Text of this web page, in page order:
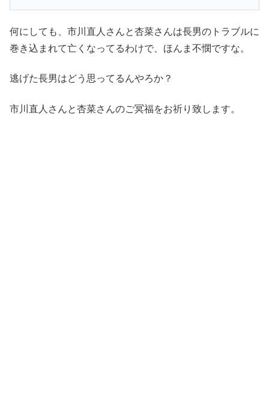
何にしても、市川直人さんと杏菜さんは長男のトラブルに
巻き込まれて亡くなってるわけで、ほんま不憫ですな。
逃げた長男はどう思ってるんやろか？
市川直人さんと杏菜さんのご冥福をお祈り致します。